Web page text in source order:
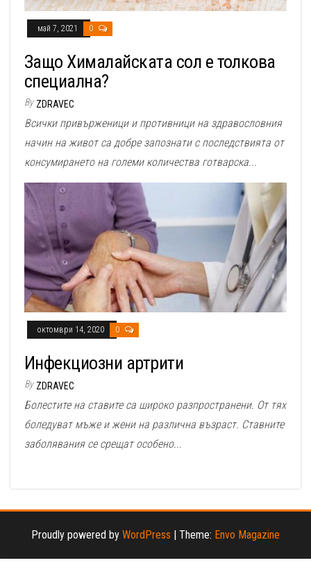
май 7, 2021 0
Защо Хималайската сол е толкова
специална?
By ZDRAVEC
Всички привърженици и противници на здравословния
начин на живот са добре запознати с последствията от
консумирането на големи количества готварска...
октомври 14, 2020 0
Инфекциозни артрити
By ZDRAVEC
Болестите на ставите са широко разпространени. От тях
боледуват мъже и жени на различна възраст. Ставните
заболявания се срещат особено...
Proudly powered by WordPress | Theme: Envo Magazine